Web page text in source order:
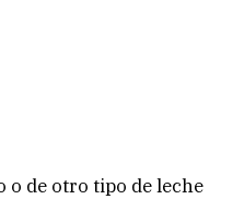
o de otro tipo de leche